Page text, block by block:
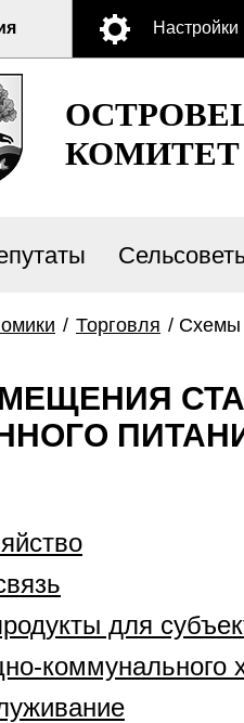
Настройки
КОМИТЕТ
/ Торговля / Схемы
для
коммунального